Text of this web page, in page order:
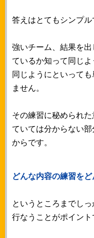
答えはとてもシンプル
強いチーム、結果を
ているか知って同じよ
同じようにといって
ません。
その練習に秘められ
ていては分からない
からです。
どんな内容の練習を
というところまでし
行なうことがポイント